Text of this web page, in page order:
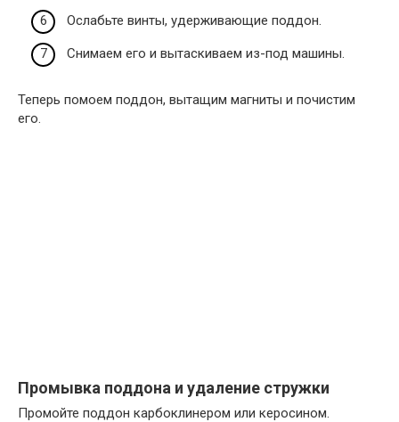
Ослабьте винты, удерживающие поддон.
Снимаем его и вытаскиваем из-под машины.
Теперь помоем поддон, вытащим магниты и почистим
его.
Промывка поддона и удаление стружки
Промойте поддон карбоклинером или керосином.